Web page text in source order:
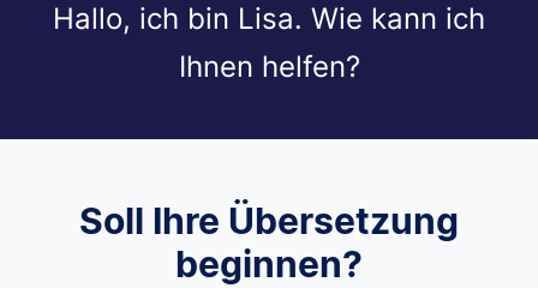
Hallo, ich bin Lisa. Wie kann ich
Ihnen helfen?
Soll Ihre Übersetzung
beginnen?